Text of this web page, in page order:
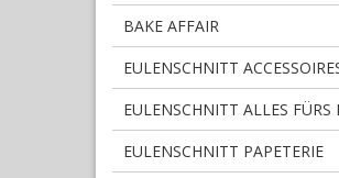
BAKE AFFAIR
EULENSCHNITT
EULENSCHNITT ALLES FÜRS
EULENSCHNITT PAPETERIE